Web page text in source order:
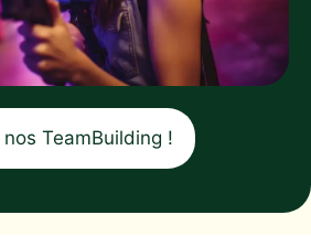
nos TeamBuilding !